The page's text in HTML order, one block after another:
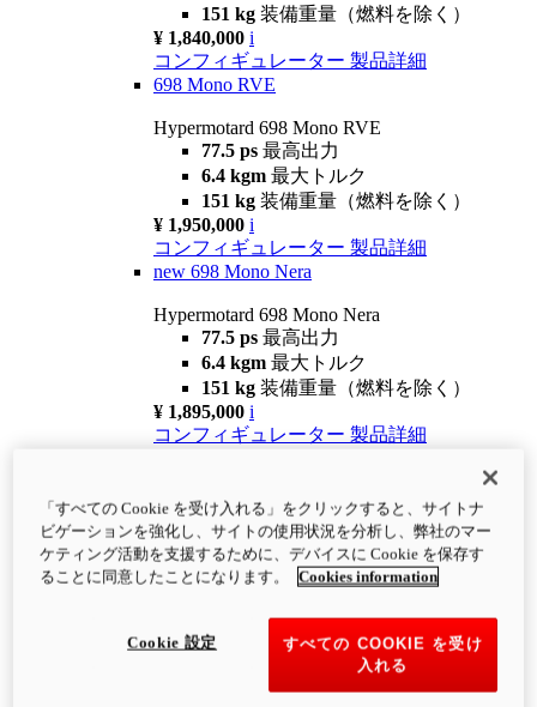
151 kg 装備重量（燃料を除く）
¥ 1,840,000 i
コンフィギュレーター 製品詳細
698 Mono RVE
Hypermotard 698 Mono RVE
77.5 ps 最高出力
6.4 kgm 最大トルク
151 kg 装備重量（燃料を除く）
¥ 1,950,000 i
コンフィギュレーター 製品詳細
new 698 Mono Nera
Hypermotard 698 Mono Nera
77.5 ps 最高出力
6.4 kgm 最大トルク
151 kg 装備重量（燃料を除く）
¥ 1,895,000 i
コンフィギュレーター 製品詳細
Hypermotard V2
120.4 hp最高出力
9.6 kgm最大トルク
180 kg装備重量（燃料を除く）
コンフィギュレーター 製品詳細
newV2 SP
Hypermotard V2 SP
「すべての Cookie を受け入れる」をクリックすると、サイトナ
ビゲーションを強化し、サイトの使用状況を分析し、弊社のマー
ケティング活動を支援するために、デバイスに Cookie を保存す
ることに同意したことになります。
Cookies information
すべての COOKIE を受け
入れる
Cookie 設定